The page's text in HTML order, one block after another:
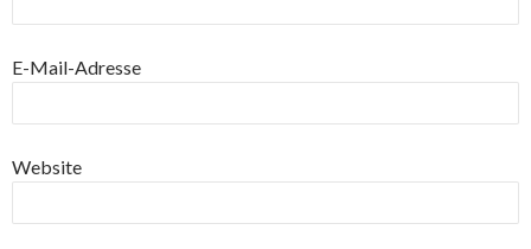
E-Mail-Adresse
Website